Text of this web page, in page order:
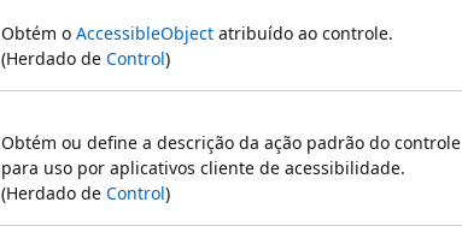
Obtém o AccessibleObject atribuído ao controle.
(Herdado de Control)
Obtém ou define a descrição da ação padrão do controle
para uso por aplicativos cliente de acessibilidade.
(Herdado de Control)